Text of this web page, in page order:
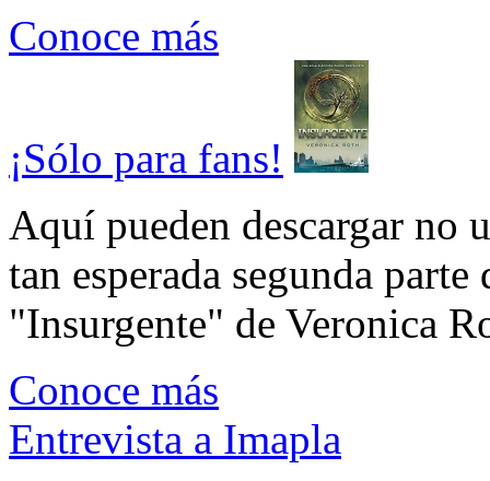
Conoce más
¡Sólo para fans!
Aquí pueden descargar no
tan esperada segunda
"Insurgente" de Veronica
Conoce más
Entrevista a Imapla